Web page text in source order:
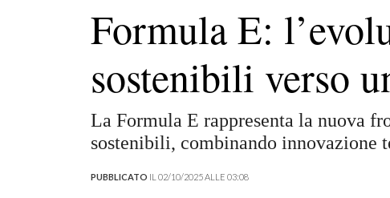
Formula E:
sostenibili verso
La Formula E rappresenta la nuova
sostenibili, combinando innovazione
PUBBLICATO IL 02/10/2025 ALLE 03:08